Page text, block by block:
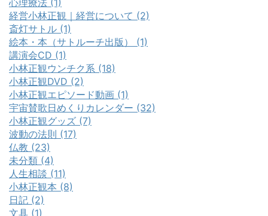
心理療法 (1)
経営小林正観｜経営について (2)
斎灯サトル (1)
絵本・本（サトルーチ出版） (1)
講演会CD (1)
小林正観ウンチク系 (18)
小林正観DVD (2)
小林正観エピソード動画 (1)
宇宙賛歌日めくりカレンダー (32)
小林正観グッズ (7)
波動の法則 (17)
仏教 (23)
未分類 (4)
人生相談 (11)
小林正観本 (8)
日記 (2)
文具 (1)